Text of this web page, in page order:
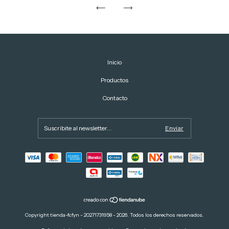
Inicio
Productos
Contacto
Copyright tienda-fcfyn - 20271731958 - 2026. Todos los derechos reservados.